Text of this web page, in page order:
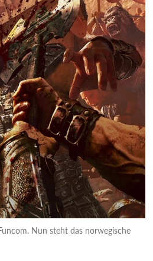
Nun steht das norwegische